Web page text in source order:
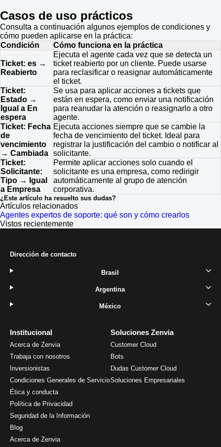
Casos de uso prácticos
Consulta a continuación algunos ejemplos de condiciones y
cómo pueden aplicarse en la práctica:
Condición
Cómo funciona en la práctica
Ticket: es →
Reabierto
Ejecuta el agente cada vez que se detecta un
ticket reabierto por un cliente. Puede usarse
para reclasificar o reasignar automáticamente
el ticket.
Ticket:
Estado →
Igual a En
espera
Se usa para aplicar acciones a tickets que
están en espera, como enviar una notificación
para reanudar la atención o reasignarlo a otro
agente.
Ticket: Fecha
de
vencimiento
→ Cambiada
Ejecuta acciones siempre que se cambie la
fecha de vencimiento del ticket. Ideal para
registrar la justificación del cambio o notificar al
solicitante.
Ticket:
Solicitante:
Tipo → Igual
a Empresa
Permite aplicar acciones solo cuando el
solicitante es una empresa, como redirigir
automáticamente al grupo de atención
corporativa.
¿Este artículo ha resuelto sus dudas?
Artículos relacionados
Agentes expertos de soporte: qué son y cómo crearlos
Vistos recientemente
Institucional
Acerca de Zenvia
Trabaja con nosotros
Inversionistas
Condiciones Generales de Servicio
Ética y conducta
Política de Privacidad
Seguridad de la Información
Blog
Acerca de Zenvia
Soluciones Zenvia
Customer Cloud
Bots
Dudas Customer Cloud
Soluciones Empresariales
Dirección de contacto
Brasil
Argentina
México